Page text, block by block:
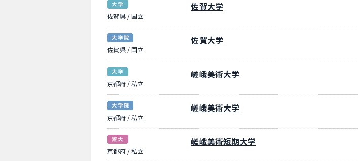
佐賀県 / 国立
佐賀大学
佐賀県 / 国立
佐賀大学
京都府 / 私立
嵯峨美術大学
京都府 / 私立
嵯峨美術大学
京都府 / 私立
嵯峨美術短期大学